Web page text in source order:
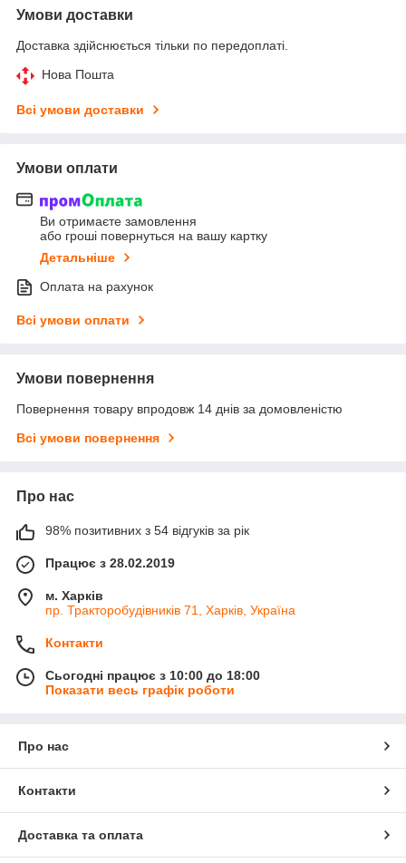
Умови доставки
Доставка здійснюється тільки по передоплаті.
Нова Пошта
Всі умови доставки
Умови оплати
Ви отримаєте замовлення
або гроші повернуться на вашу картку
Детальніше
Оплата на рахунок
Всі умови оплати
Умови повернення
Повернення товару впродовж 14 днів за домовленістю
Всі умови повернення
Про нас
98% позитивних з 54 відгуків за рік
Працює з 28.02.2019
м. Харків
пр. Тракторобудівників 71, Харків, Україна
Контакти
Сьогодні працює з 10:00 до 18:00
Показати весь графік роботи
Про нас
Контакти
Доставка та оплата